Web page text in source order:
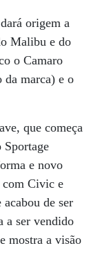
origem a
Malibu e do
o Camaro
da marca) e o
que começa
e novo
com Civic e
de ser
a ser vendido
mostra a visão